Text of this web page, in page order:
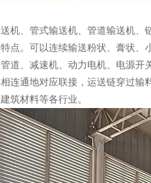
、管式输送机、管道输送机、
点。可以连续输送粉状、膏状
道、减速机、动力电机、电源
连通地对应联接，运送链穿过
筑材料等各行业。